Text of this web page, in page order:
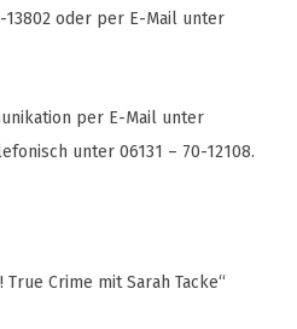
oder per E-Mail unter
per E-Mail unter
unter 06131 – 70-12108.
Crime mit Sarah Tacke“